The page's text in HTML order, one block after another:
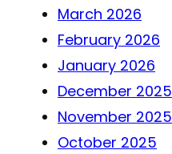
March 2026
February 2026
January 2026
December 2025
November 2025
October 2025